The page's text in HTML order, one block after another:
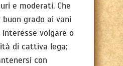
e moderati. Che
grado ai vani
volgare o
di cattiva lega;
con